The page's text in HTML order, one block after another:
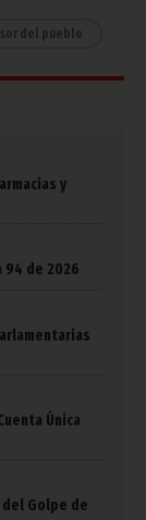
del pueblo
y
94 de 2026
Única
Golpe de